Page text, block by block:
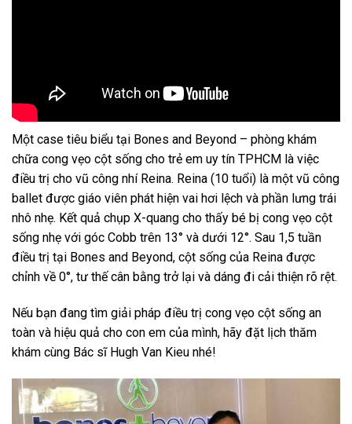
Một case tiêu biểu tại Bones and Beyond – phòng khám
chữa cong vẹo cột sống cho trẻ em uy tín TPHCM là việc
điều trị cho vũ công nhí Reina. Reina (10 tuổi) là một vũ công
ballet được giáo viên phát hiện vai hơi lệch và phần lưng trái
nhô nhẹ. Kết quả chụp X-quang cho thấy bé bị cong vẹo cột
sống nhẹ với góc Cobb trên 13° và dưới 12°. Sau 1,5 tuần
điều trị tại Bones and Beyond, cột sống của Reina được
chỉnh về 0°, tư thế cân bằng trở lại và dáng đi cải thiện rõ rệt.
Nếu bạn đang tìm giải pháp điều trị cong vẹo cột sống an
toàn và hiệu quả cho con em của mình, hãy đặt lịch thăm
khám cùng Bác sĩ Hugh Van Kieu nhé!